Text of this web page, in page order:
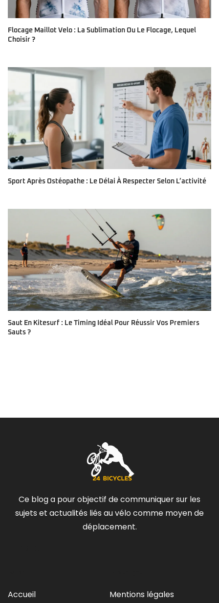
Flocage Maillot Velo : La Sublimation Ou Le Flocage, Lequel
Choisir ?
Sport Après Ostéopathe : Le Délai À Respecter Selon L’activité
Saut En Kitesurf : Le Timing Idéal Pour Réussir Vos Premiers
Sauts ?
Ce blog a pour objectif de communiquer sur les
sujets et actualités liés au vélo comme moyen de
déplacement.
Accueil Mentions légales